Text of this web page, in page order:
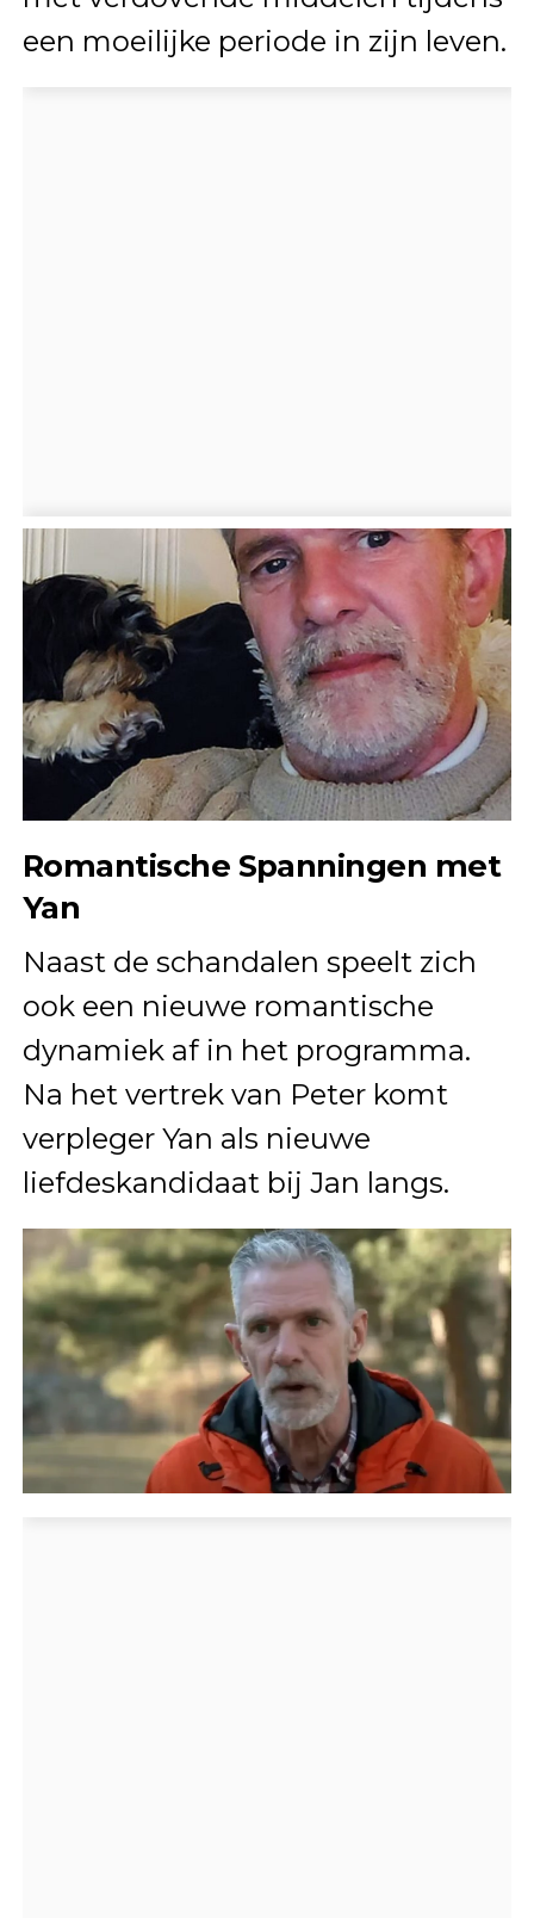
een moeilijke periode in zijn leven.
Romantische Spanningen met
Yan
Naast de schandalen speelt zich
ook een nieuwe romantische
dynamiek af in het programma.
Na het vertrek van Peter komt
verpleger Yan als nieuwe
liefdeskandidaat bij Jan langs.